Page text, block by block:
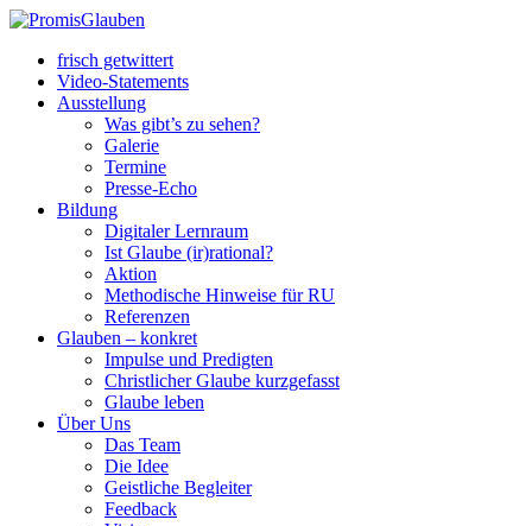
frisch getwittert
Video-Statements
Ausstellung
Was gibt’s zu sehen?
Galerie
Termine
Presse-Echo
Bildung
Digitaler Lernraum
Ist Glaube (ir)rational?
Aktion
Methodische Hinweise für RU
Referenzen
Glauben – konkret
Impulse und Predigten
Christlicher Glaube kurzgefasst
Glaube leben
Über Uns
Das Team
Die Idee
Geistliche Begleiter
Feedback